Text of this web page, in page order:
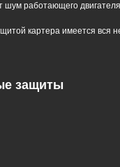
шум работающего
картера имеется вся
защиты